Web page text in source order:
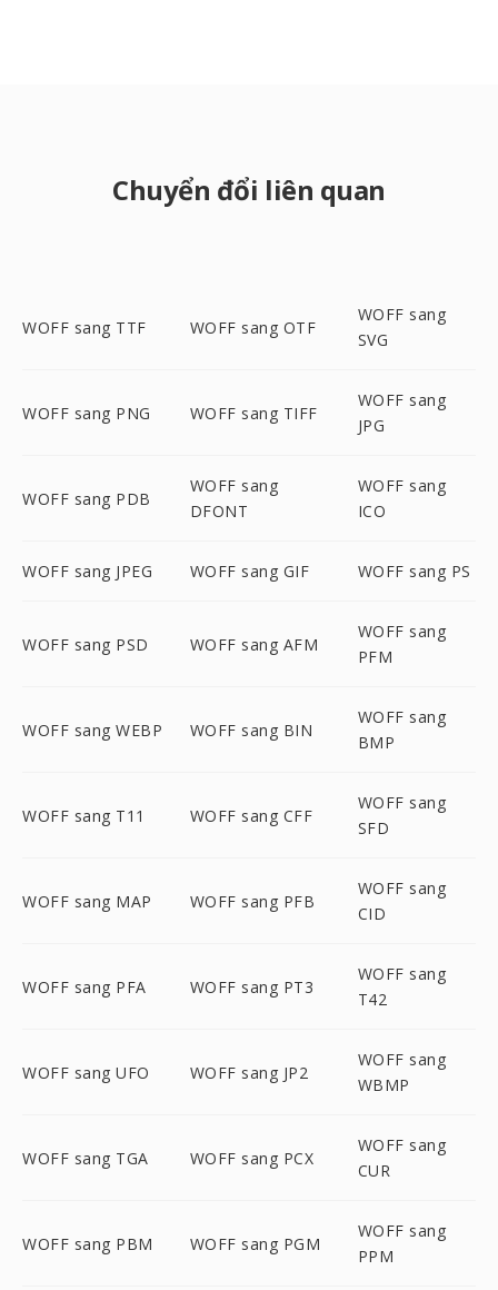
Chuyển đổi liên quan
WOFF sang TTF WOFF sang OTF
WOFF sang
SVG
WOFF sang PNG WOFF sang TIFF
WOFF sang
JPG
WOFF sang PDB
WOFF sang
DFONT
WOFF sang
ICO
WOFF sang JPEG WOFF sang GIF WOFF sang PS
WOFF sang PSD WOFF sang AFM
WOFF sang
PFM
WOFF sang WEBP WOFF sang BIN
WOFF sang
BMP
WOFF sang T11 WOFF sang CFF
WOFF sang
SFD
WOFF sang MAP WOFF sang PFB
WOFF sang
CID
WOFF sang PFA WOFF sang PT3
WOFF sang
T42
WOFF sang UFO WOFF sang JP2
WOFF sang
WBMP
WOFF sang TGA WOFF sang PCX
WOFF sang
CUR
WOFF sang PBM WOFF sang PGM
WOFF sang
PPM